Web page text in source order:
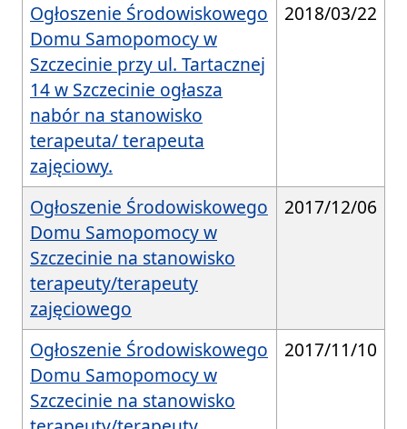
Ogłoszenie Środowiskowego
Domu Samopomocy w
Szczecinie przy ul. Tartacznej
14 w Szczecinie ogłasza
nabór na stanowisko
terapeuta/ terapeuta
zajęciowy.
2018/03/22
Ogłoszenie Środowiskowego
Domu Samopomocy w
Szczecinie na stanowisko
terapeuty/terapeuty
zajęciowego
2017/12/06
Ogłoszenie Środowiskowego
Domu Samopomocy w
Szczecinie na stanowisko
2017/11/10